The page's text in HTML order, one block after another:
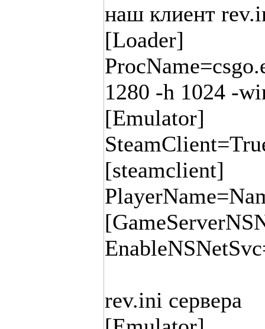
наш клиент
[Loader]
1280 -h 1024 -
[Emulator]
[steamclient]
rev.ini сервера